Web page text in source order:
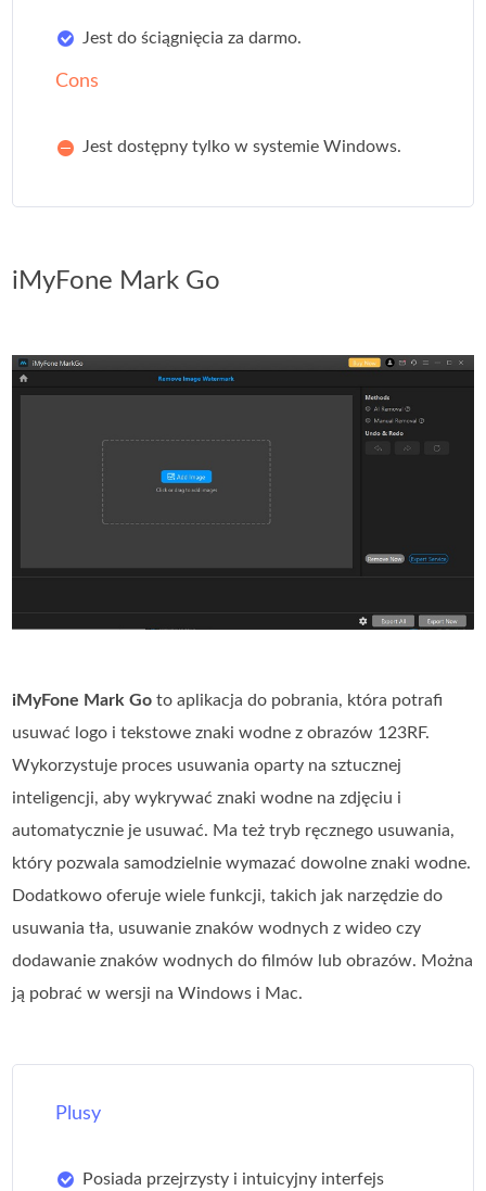
Jest do ściągnięcia za darmo.
Cons
Jest dostępny tylko w systemie Windows.
iMyFone Mark Go
iMyFone Mark Go to aplikacja do pobrania, która potrafi
usuwać logo i tekstowe znaki wodne z obrazów 123RF.
Wykorzystuje proces usuwania oparty na sztucznej
inteligencji, aby wykrywać znaki wodne na zdjęciu i
automatycznie je usuwać. Ma też tryb ręcznego usuwania,
który pozwala samodzielnie wymazać dowolne znaki wodne.
Dodatkowo oferuje wiele funkcji, takich jak narzędzie do
usuwania tła, usuwanie znaków wodnych z wideo czy
dodawanie znaków wodnych do filmów lub obrazów. Można
ją pobrać w wersji na Windows i Mac.
Plusy
Posiada przejrzysty i intuicyjny interfejs